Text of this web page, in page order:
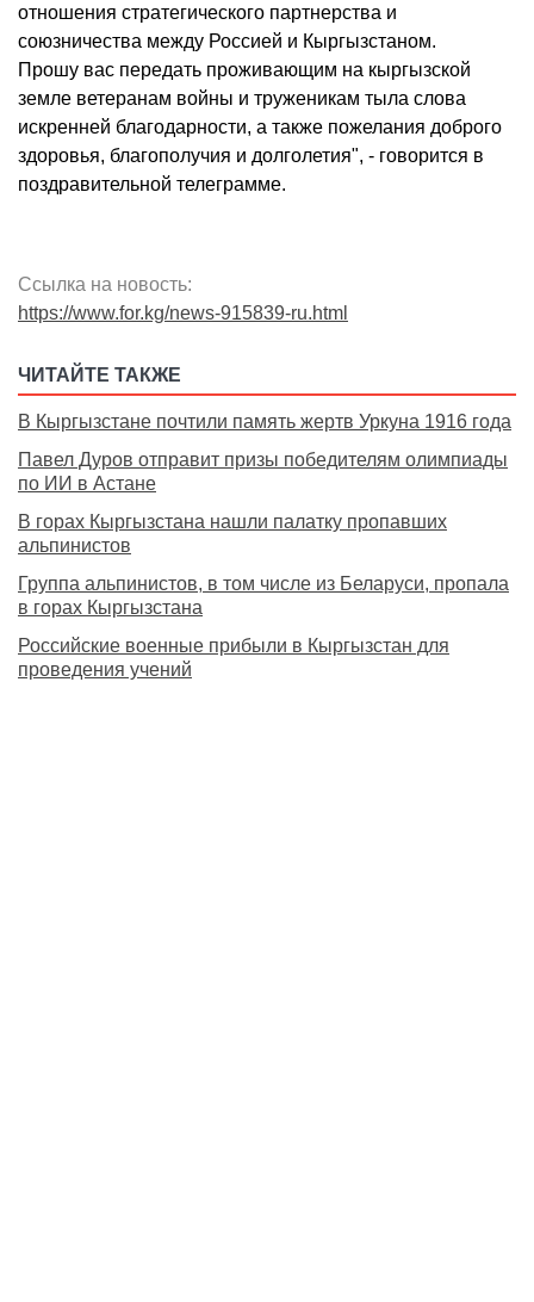
отношения стратегического партнерства и
союзничества между Россией и Кыргызстаном.
Прошу вас передать проживающим на кыргызской
земле ветеранам войны и труженикам тыла слова
искренней благодарности, а также пожелания доброго
здоровья, благополучия и долголетия", - говорится в
поздравительной телеграмме.
Ссылка на новость:
https://www.for.kg/news-915839-ru.html
ЧИТАЙТЕ ТАКЖЕ
В Кыргызстане почтили память жертв Уркуна 1916 года
Павел Дуров отправит призы победителям олимпиады
по ИИ в Астане
В горах Кыргызстана нашли палатку пропавших
альпинистов
Группа альпинистов, в том числе из Беларуси, пропала
в горах Кыргызстана
Российские военные прибыли в Кыргызстан для
проведения учений